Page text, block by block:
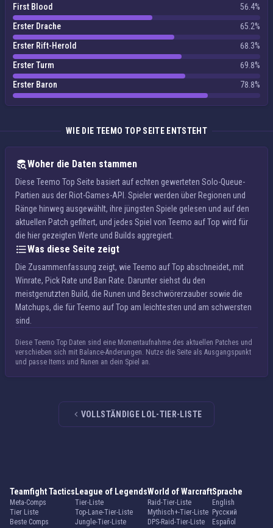
First Blood
56.4%
Erster Drache
65.2%
Erster Rift-Herold
68.3%
Erster Turm
69.8%
Erster Baron
78.8%
WIE DIE TEEMO TOP SEITE ENTSTEHT
Woher die Daten stammen
Diese Teemo Top Seite basiert auf echten gewerteten Solo-Queue-
Partien aus der Riot-Games-API. Spieler werden über Regionen und
Ränge hinweg ausgewählt, ihre jüngsten Spiele gelesen und auf den
aktuellen Patch gefiltert, und jedes Spiel von Teemo auf Top wird für
die hier gezeigten Werte und Builds aggregiert.
Was diese Seite zeigt
Die Zusammenfassung zeigt, wie Teemo auf Top abschneidet, mit
Winrate, Pick Rate und Ban Rate. Darunter siehst du den
meistgenutzten Build, die Runen und Beschwörerzauber sowie die
Matchups, die für Teemo auf Top am leichtesten und am schwersten
sind.
Diese Teemo Top Daten sind eine Momentaufnahme des aktuellen Patches und
verschieben sich mit Balance-Änderungen. Nutze die Seite als Ausgangspunkt
und passe Items und Runen an dein Spiel an.
VOLLSTÄNDIGE LOL-TIER-LISTE
Teamfight Tactics
Meta-Comps
Tier Liste
Beste Comps
League of Legends
Tier-Liste
Top-Lane-Tier-Liste
Jungle-Tier-Liste
World of Warcraft
Raid-Tier-Liste
Mythisch+-Tier-Liste
DPS-Raid-Tier-Liste
Sprache
English
Русский
Español